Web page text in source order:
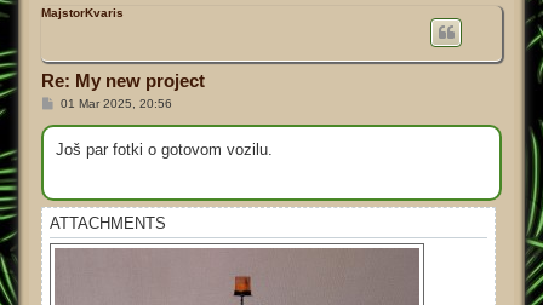
MajstorKvaris
Re: My new project
P
t
01 Mar 2025, 20:56
Još par fotki o gotovom vozilu.
ATTACHMENTS